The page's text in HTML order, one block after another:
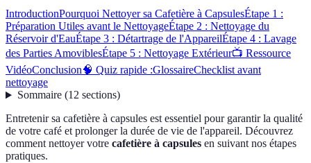
IntroductionPourquoi Nettoyer sa Cafetière à CapsulesÉtape 1 :
Préparation Utiles avant le NettoyageÉtape 2 : Nettoyage du
Réservoir d'EauÉtape 3 : Détartrage de l'AppareilÉtape 4 : Lavage
des Parties AmoviblesÉtape 5 : Nettoyage Extérieur📺 Ressource
VidéoConclusion🧠 Quiz rapide :GlossaireChecklist avant
nettoyage
Sommaire(12 sections)
Entretenir sa cafetière à capsules est essentiel pour garantir la qualité
de votre café et prolonger la durée de vie de l'appareil. Découvrez
comment nettoyer votre cafetière à capsules en suivant nos étapes
pratiques.